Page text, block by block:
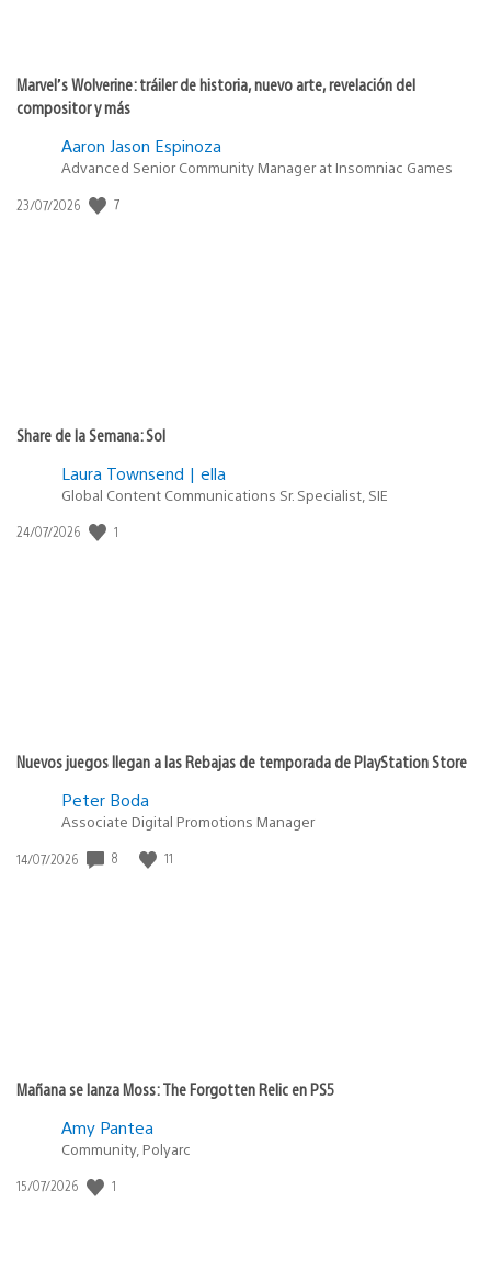
Marvel’s Wolverine: tráiler de historia, nuevo arte, revelación del
compositor y más
Aaron Jason Espinoza
Advanced Senior Community Manager at Insomniac Games
Fecha
23/07/2026 7
Share de la Semana: Sol
Laura Townsend | ella
Global Content Communications Sr. Specialist, SIE
Fecha
24/07/2026 1
Nuevos juegos llegan a las Rebajas de temporada de PlayStation Store
Peter Boda
Associate Digital Promotions Manager
Fecha
14/07/2026 8 11
Mañana se lanza Moss: The Forgotten Relic en PS5
Amy Pantea
Community, Polyarc
Fecha
15/07/2026 1